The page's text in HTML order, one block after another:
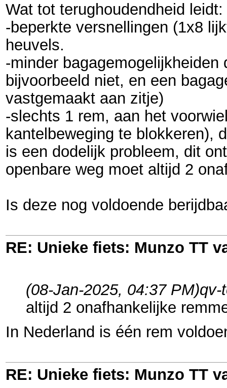
Wat tot terughoudendheid leidt:
-beperkte versnellingen (1x8
heuvels.
-minder
bijvoorbeeld niet, en een
vastgemaakt aan zitje)
-slechts 1 rem, aan het
kantelbeweging te blokkeren),
is een dodelijk probleem, dit
openbare weg moet altijd 2
Is deze nog voldoende
RE: Unieke fiets: Munzo TT
(08-Jan-2025, 04:37 PM)qv-
altijd 2 onafhankelijke
In Nederland is één rem
RE: Unieke fiets: Munzo TT